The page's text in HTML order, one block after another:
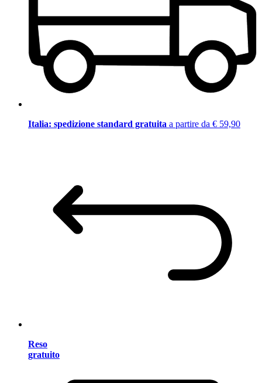
Italia: spedizione standard gratuita a partire da € 59,90
Reso
gratuito